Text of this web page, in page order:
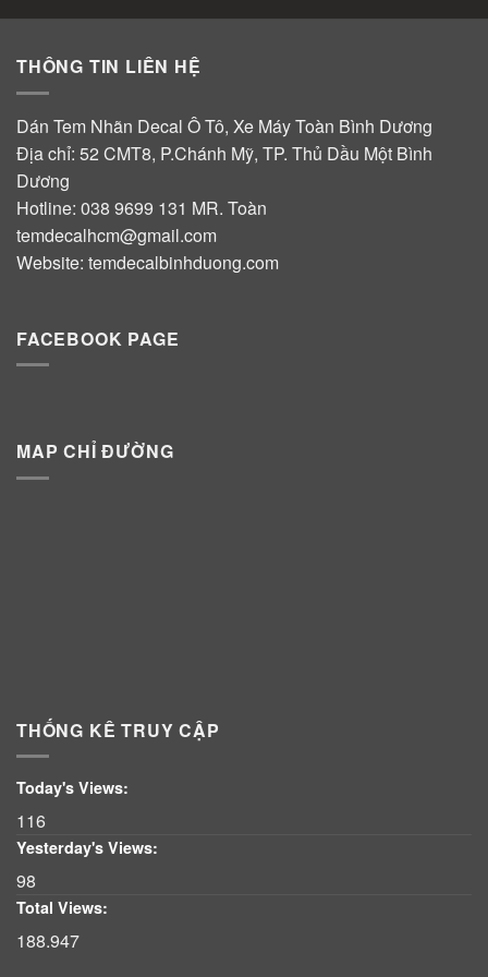
THÔNG TIN LIÊN HỆ
Dán Tem Nhãn Decal Ô Tô, Xe Máy Toàn Bình Dương
Địa chỉ: 52 CMT8, P.Chánh Mỹ, TP. Thủ Dầu Một Bình
Dương
Hotline: 038 9699 131 MR. Toàn
temdecalhcm@gmail.com
Website: temdecalbinhduong.com
FACEBOOK PAGE
MAP CHỈ ĐƯỜNG
THỐNG KÊ TRUY CẬP
Today's Views:
116
Yesterday's Views:
98
Total Views:
188.947